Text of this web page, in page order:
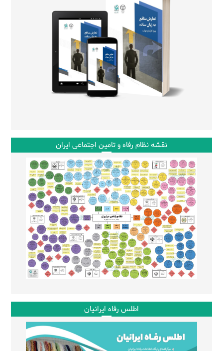
نقشه نظام رفاه و تامین اجتماعی ایران
اطلس رفاه ایرانیان